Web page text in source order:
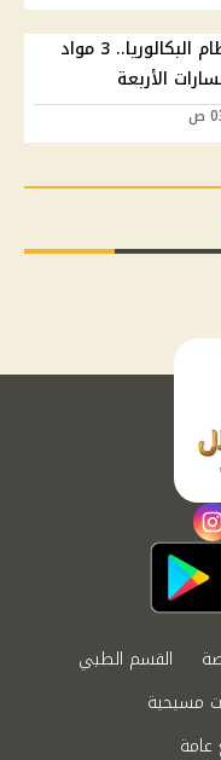
الصف الثالث الثانوي بنظام البكالوريا.. 3 مواد
الأربعة
instagram
القسم الطبي
مسيحية
عامة